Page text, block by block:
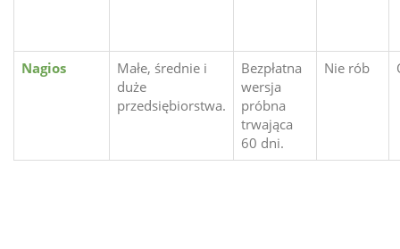
Nagios
Małe, średnie i
duże
przedsiębiorstwa.
Bezpłatna
wersja
próbna
trwająca
60 dni.
Nie rób